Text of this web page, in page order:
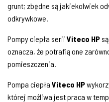
grunt; zbędne są jakiekolwiek
odkrywkowe.
Pompy ciepła serii Viteco HP
oznacza, że potrafią one
pomieszczenia.
Pompa ciepła Viteco HP
której możliwa jest praca w